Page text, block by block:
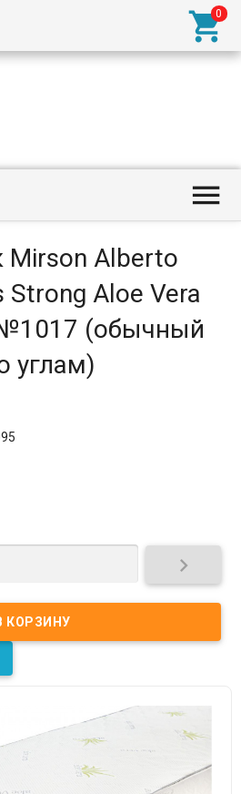


Mirson Alberto
Strong Aloe Vera
(обычный
углам)
